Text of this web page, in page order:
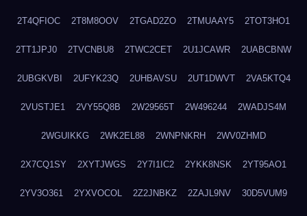
2T4QFIOC 2T8M8OOV 2TGAD2ZO 2TMUAAY5 2TOT3HO1
2TT1JPJ0 2TVCNBU8 2TWC2CET 2U1JCAWR 2UABCBNW
2UBGKVBI 2UFYK23Q 2UHBAVSU 2UT1DWVT 2VA5KTQ4
2VUSTJE1 2VY55Q8B 2W29565T 2W496244 2WADJS4M
2WGUIKKG 2WK2EL88 2WNPNKRH 2WV0ZHMD
2X7CQ1SY 2XYTJWGS 2Y7I1IC2 2YKK8NSK 2YT95AO1
2YV3O361 2YXVOCOL 2Z2JNBKZ 2ZAJL9NV 30D5VUM9